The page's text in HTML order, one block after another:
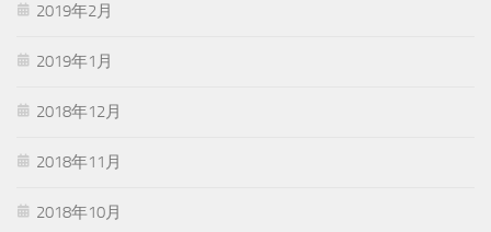
2019年2月
2019年1月
2018年12月
2018年11月
2018年10月